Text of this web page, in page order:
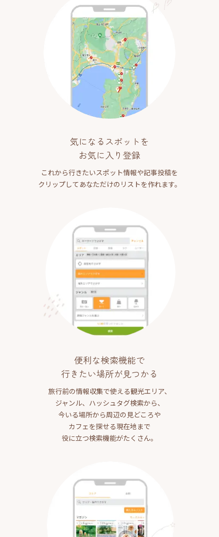
気になるスポットを
お気に入り登録
これから行きたいスポット情報や記事投稿を
クリップしてあなただけのリストを作れます。
便利な検索機能で
行きたい場所が見つかる
旅行前の情報収集で使える観光エリア、
ジャンル、ハッシュタグ検索から、
今いる場所から周辺の見どころや
カフェを探せる現在地まで
役に立つ検索機能がたくさん。